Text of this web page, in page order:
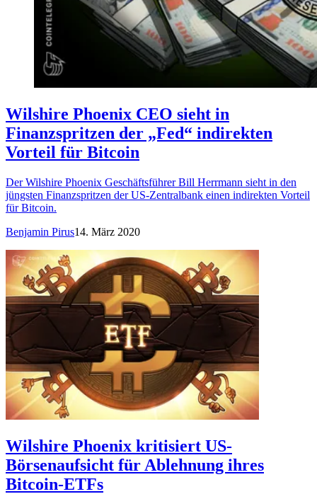
Wilshire Phoenix CEO sieht in
Finanzspritzen der „Fed“ indirekten
Vorteil für Bitcoin
Der Wilshire Phoenix Geschäftsführer Bill Herrmann sieht in den
jüngsten Finanzspritzen der US-Zentralbank einen indirekten Vorteil
für Bitcoin.
Benjamin Pirus14. März 2020
Wilshire Phoenix kritisiert US-
Börsenaufsicht für Ablehnung ihres
Bitcoin-ETFs